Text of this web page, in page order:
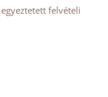
felvételi